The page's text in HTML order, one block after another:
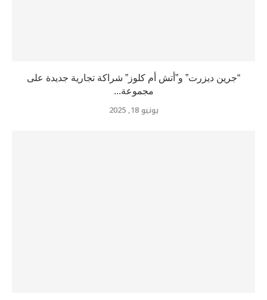
“جرين ديزرت” و”أتش أم كلوز” شراكة تجارية جديدة على
مجموعة...
يونيو 18, 2025